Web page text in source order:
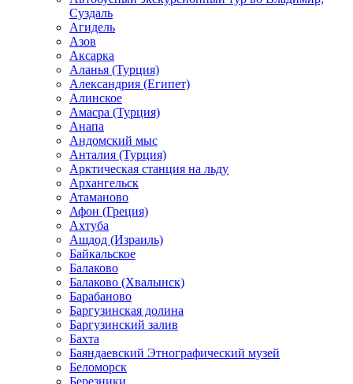
Суздаль
Агидель
Азов
Аксарка
Аланья (Турция)
Александрия (Египет)
Алинское
Амасра (Турция)
Анапа
Андомский мыс
Анталия (Турция)
Арктическая станция на льду
Архангельск
Атаманово
Афон (Греция)
Ахтуба
Ашдод (Израиль)
Байкальское
Балаково
Балаково (Хвалынск)
Барабаново
Баргузинская долина
Баргузинский залив
Бахта
Баяндаевский Этнографический музей
Беломорск
Березники